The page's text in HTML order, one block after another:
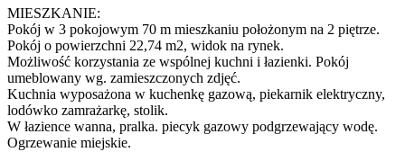
MIESZKANIE:
Pokój w 3 pokojowym 70 m mieszkaniu położonym na 2 piętrze.
Pokój o powierzchni 22,74 m2, widok na rynek.
Możliwość korzystania ze wspólnej kuchni i łazienki. Pokój
umeblowany wg. zamieszczonych zdjęć.
Kuchnia wyposażona w kuchenkę gazową, piekarnik elektryczny,
lodówko zamrażarkę, stolik.
W łazience wanna, pralka. piecyk gazowy podgrzewający wodę.
Ogrzewanie miejskie.